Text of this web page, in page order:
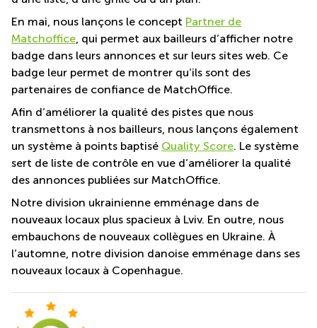
En mai, nous lançons le concept Partner de
Matchoffice , qui permet aux bailleurs d’afficher notre
badge dans leurs annonces et sur leurs sites web. Ce
badge leur permet de montrer qu’ils sont des
partenaires de confiance de MatchOffice.
Afin d’améliorer la qualité des pistes que nous
transmettons à nos bailleurs, nous lançons également
un système à points baptisé Quality Score. Le système
sert de liste de contrôle en vue d’améliorer la qualité
des annonces publiées sur MatchOffice.
Notre division ukrainienne emménage dans de
nouveaux locaux plus spacieux à Lviv. En outre, nous
embauchons de nouveaux collègues en Ukraine. À
l’automne, notre division danoise emménage dans ses
nouveaux locaux à Copenhague.